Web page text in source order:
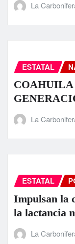
La
ESTATAL
COAHUILA
La
ESTATAL
Impulsan la
la lactancia
La